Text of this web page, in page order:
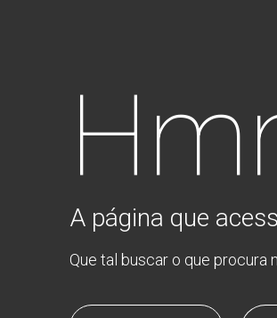
A página que
Que tal buscar o que procura